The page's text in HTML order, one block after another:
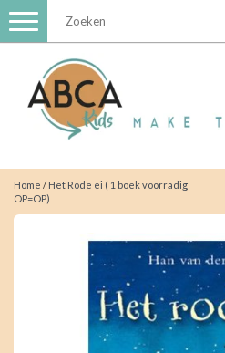
Toggle
navigation
Home / Het Rode ei ( 1 boek voorradig
OP=OP)